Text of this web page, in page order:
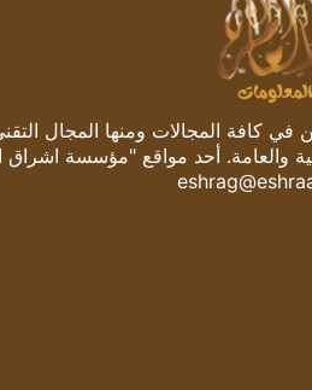
كافة المجالات ومنها المجال
والعامة. أحد مواقع "مؤسسة اشراق